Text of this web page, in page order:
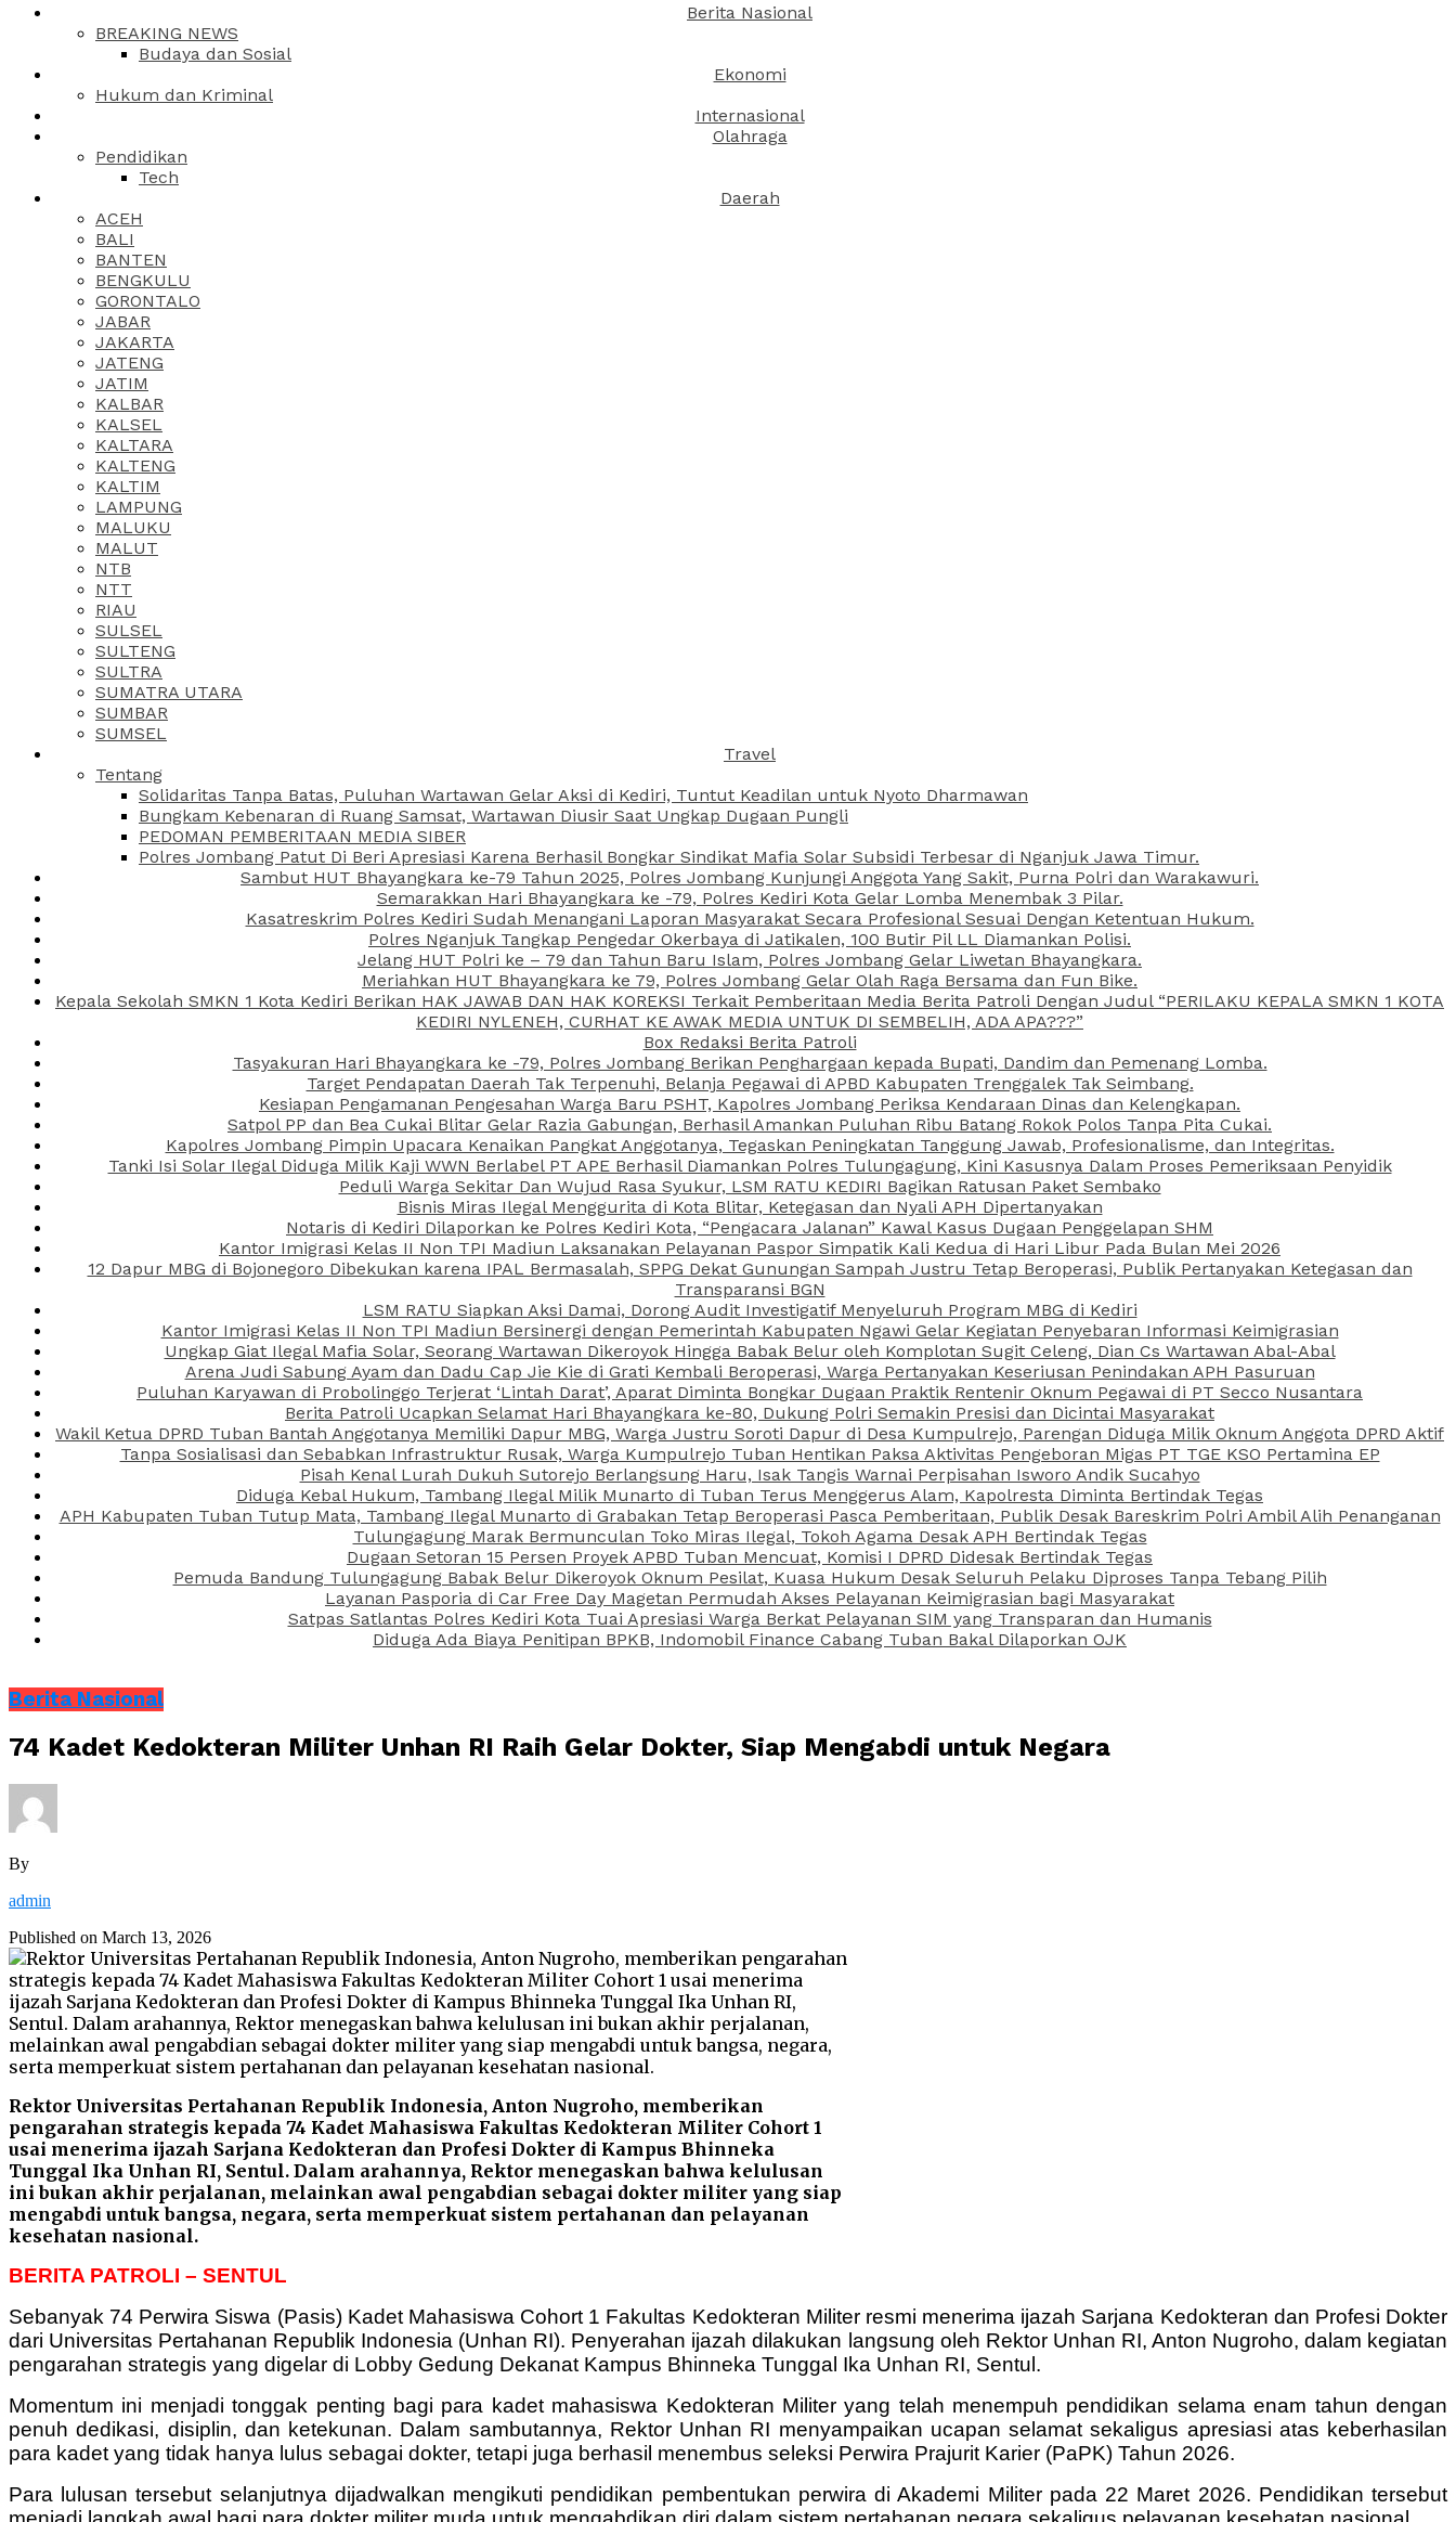
Berita Nasional
BREAKING NEWS
Budaya dan Sosial
Ekonomi
Hukum dan Kriminal
Internasional
Olahraga
Pendidikan
Tech
Daerah
ACEH
BALI
BANTEN
BENGKULU
GORONTALO
JABAR
JAKARTA
JATENG
JATIM
KALBAR
KALSEL
KALTARA
KALTENG
KALTIM
LAMPUNG
MALUKU
MALUT
NTB
NTT
RIAU
SULSEL
SULTENG
SULTRA
SUMATRA UTARA
SUMBAR
SUMSEL
Travel
Tentang
Solidaritas Tanpa Batas, Puluhan Wartawan Gelar Aksi di Kediri, Tuntut Keadilan untuk Nyoto Dharmawan
Bungkam Kebenaran di Ruang Samsat, Wartawan Diusir Saat Ungkap Dugaan Pungli
PEDOMAN PEMBERITAAN MEDIA SIBER
Polres Jombang Patut Di Beri Apresiasi Karena Berhasil Bongkar Sindikat Mafia Solar Subsidi Terbesar di Nganjuk Jawa Timur.
Sambut HUT Bhayangkara ke-79 Tahun 2025, Polres Jombang Kunjungi Anggota Yang Sakit, Purna Polri dan Warakawuri.
Semarakkan Hari Bhayangkara ke -79, Polres Kediri Kota Gelar Lomba Menembak 3 Pilar.
Kasatreskrim Polres Kediri Sudah Menangani Laporan Masyarakat Secara Profesional Sesuai Dengan Ketentuan Hukum.
Polres Nganjuk Tangkap Pengedar Okerbaya di Jatikalen, 100 Butir Pil LL Diamankan Polisi.
Jelang HUT Polri ke – 79 dan Tahun Baru Islam, Polres Jombang Gelar Liwetan Bhayangkara.
Meriahkan HUT Bhayangkara ke 79, Polres Jombang Gelar Olah Raga Bersama dan Fun Bike.
Kepala Sekolah SMKN 1 Kota Kediri Berikan HAK JAWAB DAN HAK KOREKSI Terkait Pemberitaan Media Berita Patroli Dengan Judul “PERILAKU KEPALA SMKN 1 KOTA
KEDIRI NYLENEH, CURHAT KE AWAK MEDIA UNTUK DI SEMBELIH, ADA APA???”
Box Redaksi Berita Patroli
Tasyakuran Hari Bhayangkara ke -79, Polres Jombang Berikan Penghargaan kepada Bupati, Dandim dan Pemenang Lomba.
Target Pendapatan Daerah Tak Terpenuhi, Belanja Pegawai di APBD Kabupaten Trenggalek Tak Seimbang.
Kesiapan Pengamanan Pengesahan Warga Baru PSHT, Kapolres Jombang Periksa Kendaraan Dinas dan Kelengkapan.
Satpol PP dan Bea Cukai Blitar Gelar Razia Gabungan, Berhasil Amankan Puluhan Ribu Batang Rokok Polos Tanpa Pita Cukai.
Kapolres Jombang Pimpin Upacara Kenaikan Pangkat Anggotanya, Tegaskan Peningkatan Tanggung Jawab, Profesionalisme, dan Integritas.
Tanki Isi Solar Ilegal Diduga Milik Kaji WWN Berlabel PT APE Berhasil Diamankan Polres Tulungagung, Kini Kasusnya Dalam Proses Pemeriksaan Penyidik
Peduli Warga Sekitar Dan Wujud Rasa Syukur, LSM RATU KEDIRI Bagikan Ratusan Paket Sembako
Bisnis Miras Ilegal Menggurita di Kota Blitar, Ketegasan dan Nyali APH Dipertanyakan
Notaris di Kediri Dilaporkan ke Polres Kediri Kota, “Pengacara Jalanan” Kawal Kasus Dugaan Penggelapan SHM
Kantor Imigrasi Kelas II Non TPI Madiun Laksanakan Pelayanan Paspor Simpatik Kali Kedua di Hari Libur Pada Bulan Mei 2026
12 Dapur MBG di Bojonegoro Dibekukan karena IPAL Bermasalah, SPPG Dekat Gunungan Sampah Justru Tetap Beroperasi, Publik Pertanyakan Ketegasan dan
Transparansi BGN
LSM RATU Siapkan Aksi Damai, Dorong Audit Investigatif Menyeluruh Program MBG di Kediri
Kantor Imigrasi Kelas II Non TPI Madiun Bersinergi dengan Pemerintah Kabupaten Ngawi Gelar Kegiatan Penyebaran Informasi Keimigrasian
Ungkap Giat Ilegal Mafia Solar, Seorang Wartawan Dikeroyok Hingga Babak Belur oleh Komplotan Sugit Celeng, Dian Cs Wartawan Abal-Abal
Arena Judi Sabung Ayam dan Dadu Cap Jie Kie di Grati Kembali Beroperasi, Warga Pertanyakan Keseriusan Penindakan APH Pasuruan
Puluhan Karyawan di Probolinggo Terjerat ‘Lintah Darat’, Aparat Diminta Bongkar Dugaan Praktik Rentenir Oknum Pegawai di PT Secco Nusantara
Berita Patroli Ucapkan Selamat Hari Bhayangkara ke-80, Dukung Polri Semakin Presisi dan Dicintai Masyarakat
Wakil Ketua DPRD Tuban Bantah Anggotanya Memiliki Dapur MBG, Warga Justru Soroti Dapur di Desa Kumpulrejo, Parengan Diduga Milik Oknum Anggota DPRD Aktif
Tanpa Sosialisasi dan Sebabkan Infrastruktur Rusak, Warga Kumpulrejo Tuban Hentikan Paksa Aktivitas Pengeboran Migas PT TGE KSO Pertamina EP
Pisah Kenal Lurah Dukuh Sutorejo Berlangsung Haru, Isak Tangis Warnai Perpisahan Isworo Andik Sucahyo
Diduga Kebal Hukum, Tambang Ilegal Milik Munarto di Tuban Terus Menggerus Alam, Kapolresta Diminta Bertindak Tegas
APH Kabupaten Tuban Tutup Mata, Tambang Ilegal Munarto di Grabakan Tetap Beroperasi Pasca Pemberitaan, Publik Desak Bareskrim Polri Ambil Alih Penanganan
Tulungagung Marak Bermunculan Toko Miras Ilegal, Tokoh Agama Desak APH Bertindak Tegas
Dugaan Setoran 15 Persen Proyek APBD Tuban Mencuat, Komisi I DPRD Didesak Bertindak Tegas
Pemuda Bandung Tulungagung Babak Belur Dikeroyok Oknum Pesilat, Kuasa Hukum Desak Seluruh Pelaku Diproses Tanpa Tebang Pilih
Layanan Pasporia di Car Free Day Magetan Permudah Akses Pelayanan Keimigrasian bagi Masyarakat
Satpas Satlantas Polres Kediri Kota Tuai Apresiasi Warga Berkat Pelayanan SIM yang Transparan dan Humanis
Diduga Ada Biaya Penitipan BPKB, Indomobil Finance Cabang Tuban Bakal Dilaporkan OJK
Berita Nasional
74 Kadet Kedokteran Militer Unhan RI Raih Gelar Dokter, Siap Mengabdi untuk Negara
By
admin
Published on March 13, 2026
Rektor Universitas Pertahanan Republik Indonesia, Anton Nugroho, memberikan
pengarahan strategis kepada 74 Kadet Mahasiswa Fakultas Kedokteran Militer Cohort 1
usai menerima ijazah Sarjana Kedokteran dan Profesi Dokter di Kampus Bhinneka
Tunggal Ika Unhan RI, Sentul. Dalam arahannya, Rektor menegaskan bahwa kelulusan
ini bukan akhir perjalanan, melainkan awal pengabdian sebagai dokter militer yang siap
mengabdi untuk bangsa, negara, serta memperkuat sistem pertahanan dan pelayanan
kesehatan nasional.
BERITA PATROLI – SENTUL
Sebanyak 74 Perwira Siswa (Pasis) Kadet Mahasiswa Cohort 1 Fakultas Kedokteran Militer resmi menerima ijazah Sarjana Kedokteran dan Profesi Dokter
dari Universitas Pertahanan Republik Indonesia (Unhan RI). Penyerahan ijazah dilakukan langsung oleh Rektor Unhan RI, Anton Nugroho, dalam kegiatan
pengarahan strategis yang digelar di Lobby Gedung Dekanat Kampus Bhinneka Tunggal Ika Unhan RI, Sentul.
Momentum ini menjadi tonggak penting bagi para kadet mahasiswa Kedokteran Militer yang telah menempuh pendidikan selama enam tahun dengan
penuh dedikasi, disiplin, dan ketekunan. Dalam sambutannya, Rektor Unhan RI menyampaikan ucapan selamat sekaligus apresiasi atas keberhasilan
para kadet yang tidak hanya lulus sebagai dokter, tetapi juga berhasil menembus seleksi Perwira Prajurit Karier (PaPK) Tahun 2026.
Para lulusan tersebut selanjutnya dijadwalkan mengikuti pendidikan pembentukan perwira di Akademi Militer pada 22 Maret 2026. Pendidikan tersebut